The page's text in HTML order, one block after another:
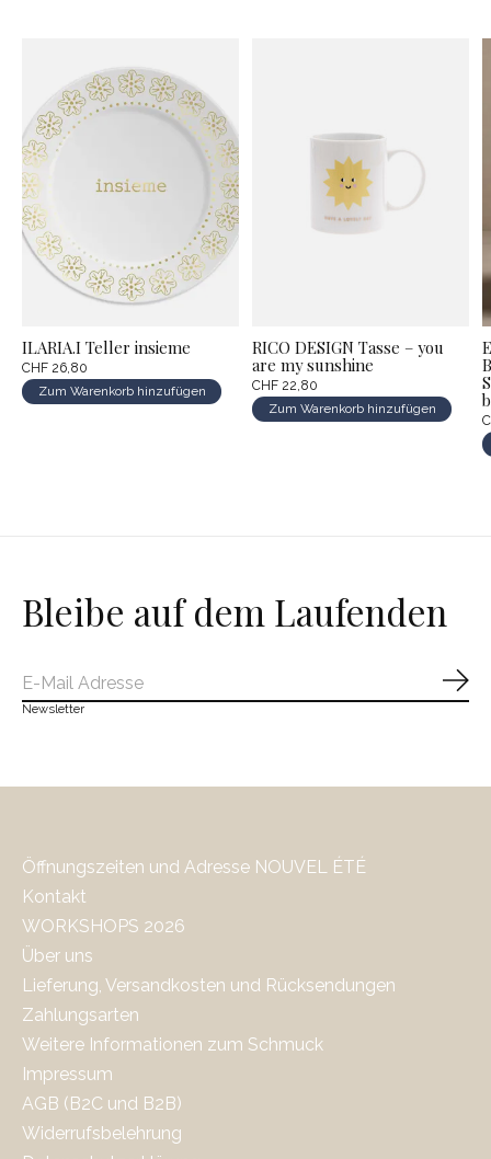
ILARIA.I Teller insieme
CHF 26,80
Zum Warenkorb hinzufügen
RICO DESIGN Tasse – you
are my sunshine
CHF 22,80
Zum Warenkorb hinzufügen
Bleibe auf dem Laufenden
Newsletter
Öffnungszeiten und Adresse NOUVEL ÉTÉ
Kontakt
WORKSHOPS 2026
Über uns
Lieferung, Versandkosten und Rücksendungen
Zahlungsarten
Weitere Informationen zum Schmuck
Impressum
AGB (B2C und B2B)
Widerrufsbelehrung